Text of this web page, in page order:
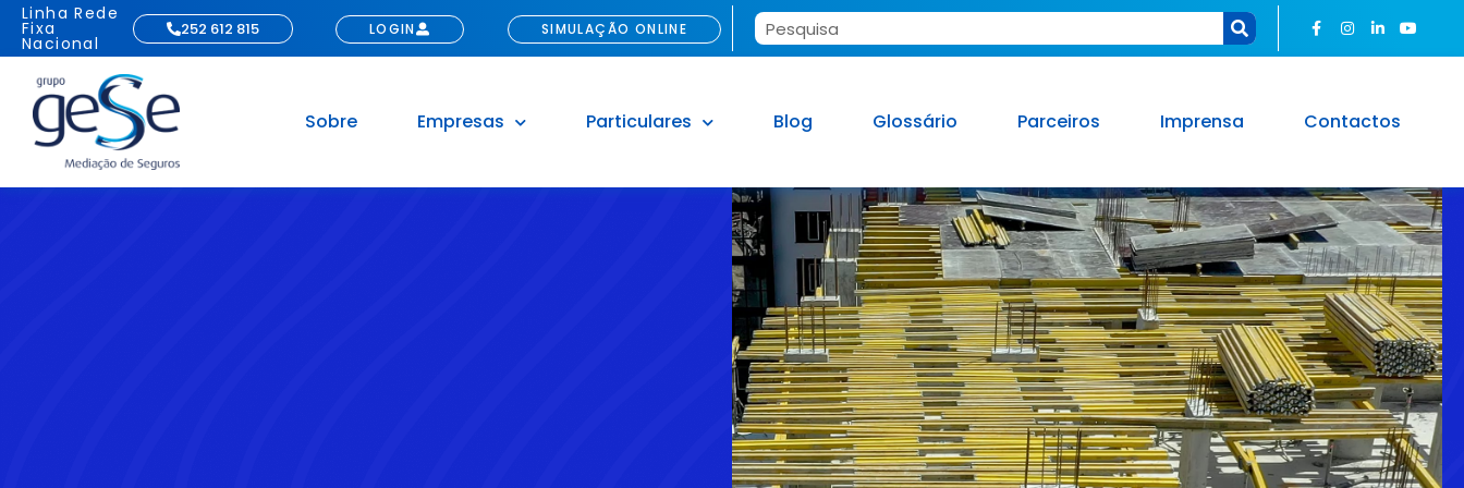
Linha Rede
Fixa
Nacional
252 612 815 LOGIN SIMULAÇÃO ONLINE
Sobre Empresas Particulares Blog Glossário Parceiros Imprensa Contactos